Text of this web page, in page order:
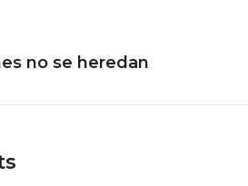
no se heredan